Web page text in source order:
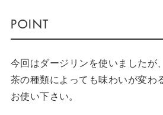
今回はダージリンを使いましたが
茶の種類によっても味わいが変わ
お使い下さい。